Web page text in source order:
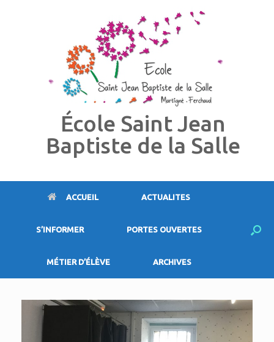
École Saint Jean
Baptiste de la Salle
ACCUEIL ACTUALITES
S’INFORMER PORTES OUVERTES
MÉTIER D’ÉLÈVE ARCHIVES